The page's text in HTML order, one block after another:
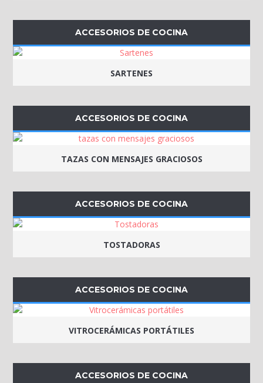
ACCESORIOS DE COCINA
SARTENES
ACCESORIOS DE COCINA
TAZAS CON MENSAJES GRACIOSOS
ACCESORIOS DE COCINA
TOSTADORAS
ACCESORIOS DE COCINA
VITROCERÁMICAS PORTÁTILES
ACCESORIOS DE COCINA